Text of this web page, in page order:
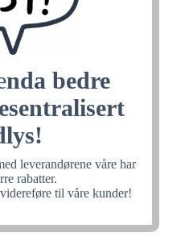
nda bedre
leverandørene våre har
rabatter.
til våre kunder!
22m